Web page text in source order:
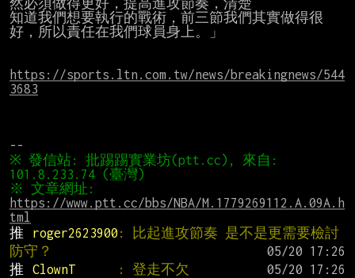
然必須做得更好，提高進攻節奏，清楚
知道我們想要執行的戰術，前三節我們其實做得很
好，所以責任在我們球員身上。」
https://sports.ltn.com.tw/news/breakingnews/544
3683
※ 發信站: 批踢踢實業坊(ptt.cc), 來自:
https://www.ptt.cc/bbs/NBA/M.1779269112.A.09A.h
tml
推
roger2623900 : 比起進攻節奏 是不是更需要檢討
防守？
推
ClownT : 登走不欠